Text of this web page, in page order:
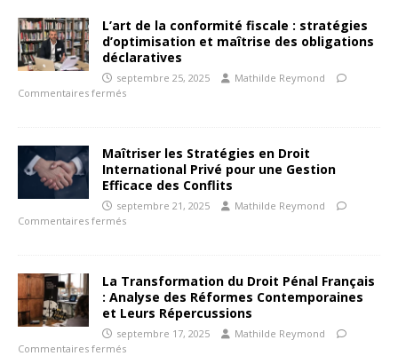
L’art de la conformité fiscale : stratégies
d’optimisation et maîtrise des obligations
déclaratives
septembre 25, 2025
Mathilde Reymond
Commentaires fermés
Maîtriser les Stratégies en Droit
International Privé pour une Gestion
Efficace des Conflits
septembre 21, 2025
Mathilde Reymond
Commentaires fermés
La Transformation du Droit Pénal Français
: Analyse des Réformes Contemporaines
et Leurs Répercussions
septembre 17, 2025
Mathilde Reymond
Commentaires fermés